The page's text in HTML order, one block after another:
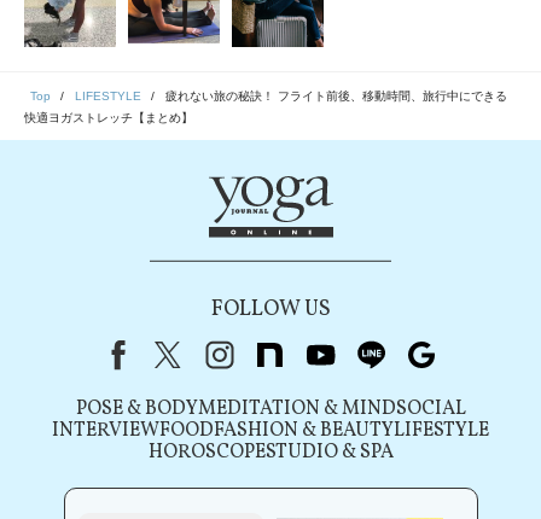
Top LIFESTYLE
疲れない旅の秘訣！ フライト前後、移動時間、旅行中にできる
快適ヨガストレッチ【まとめ】
FOLLOW US
FacebookX（旧Twitter）
instagram
note youtubeline
POSE & BODYMEDITATION & MINDSOCIAL
INTERVIEWFOODFASHION & BEAUTYLIFESTYLE
HOROSCOPESTUDIO & SPA